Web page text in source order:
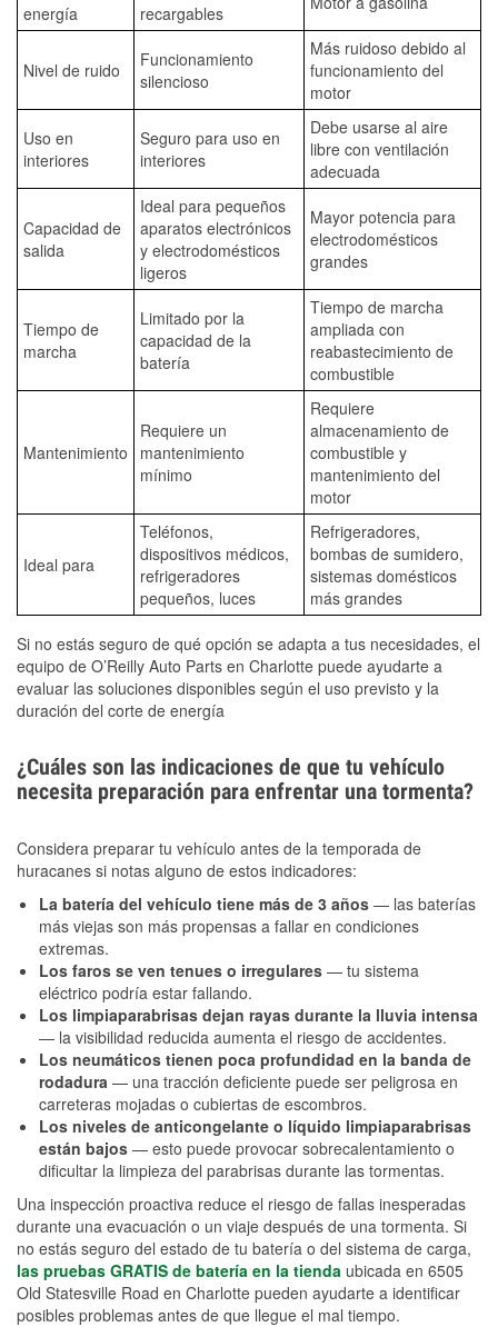
energía
recargables
Nivel de ruido
Funcionamiento
silencioso
Más ruidoso debido al
funcionamiento del
motor
Uso en
interiores
Seguro para uso en
interiores
Debe usarse al aire
libre con ventilación
adecuada
Capacidad de
salida
Ideal para pequeños
aparatos electrónicos
y electrodomésticos
ligeros
Mayor potencia para
electrodomésticos
grandes
Tiempo de
marcha
Limitado por la
capacidad de la
batería
Tiempo de marcha
ampliada con
reabastecimiento de
combustible
Mantenimiento
Requiere un
mantenimiento
mínimo
Requiere
almacenamiento de
combustible y
mantenimiento del
motor
Ideal para
Teléfonos,
dispositivos médicos,
refrigeradores
pequeños, luces
Refrigeradores,
bombas de sumidero,
sistemas domésticos
más grandes
Si no estás seguro de qué opción se adapta a tus necesidades, el
equipo de O’Reilly Auto Parts en Charlotte puede ayudarte a
evaluar las soluciones disponibles según el uso previsto y la
duración del corte de energía
¿Cuáles son las indicaciones de que tu vehículo
necesita preparación para enfrentar una tormenta?
Considera preparar tu vehículo antes de la temporada de
huracanes si notas alguno de estos indicadores:
La batería del vehículo tiene más de 3 años — las baterías
más viejas son más propensas a fallar en condiciones
extremas.
Los faros se ven tenues o irregulares — tu sistema
eléctrico podría estar fallando.
Los limpiaparabrisas dejan rayas durante la lluvia intensa
— la visibilidad reducida aumenta el riesgo de accidentes.
Los neumáticos tienen poca profundidad en la banda de
rodadura — una tracción deficiente puede ser peligrosa en
carreteras mojadas o cubiertas de escombros.
Los niveles de anticongelante o líquido limpiaparabrisas
están bajos — esto puede provocar sobrecalentamiento o
dificultar la limpieza del parabrisas durante las tormentas.
Una inspección proactiva reduce el riesgo de fallas inesperadas
durante una evacuación o un viaje después de una tormenta. Si
no estás seguro del estado de tu batería o del sistema de carga,
las pruebas GRATIS de batería en la tienda ubicada en 6505
Old Statesville Road en Charlotte pueden ayudarte a identificar
posibles problemas antes de que llegue el mal tiempo.